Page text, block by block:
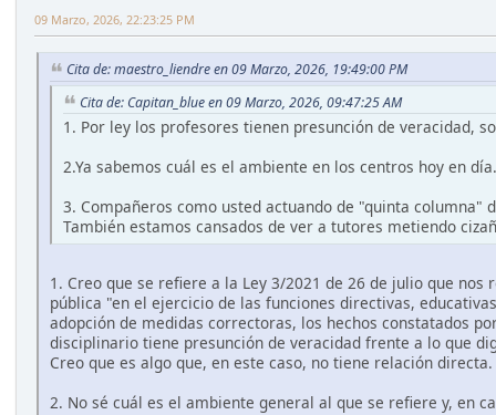
09 Marzo, 2026, 22:23:25 PM
Cita de: maestro_liendre en 09 Marzo, 2026, 19:49:00 PM
Cita de: Capitan_blue en 09 Marzo, 2026, 09:47:25 AM
1. Por ley los profesores tienen presunción de veracidad,
2.Ya sabemos cuál es el ambiente en los centros hoy en
3. Compañeros como usted actuando de "quinta
También estamos cansados de ver a tutores metiendo
1. Creo que se refiere a la Ley 3/2021 de 26 de julio que
pública "en el ejercicio de las funciones directivas,
adopción de medidas correctoras, los hechos constatados
disciplinario tiene presunción de veracidad frente a lo que
Creo que es algo que, en este caso, no tiene relación directa.
2. No sé cuál es el ambiente general al que se refiere y, en